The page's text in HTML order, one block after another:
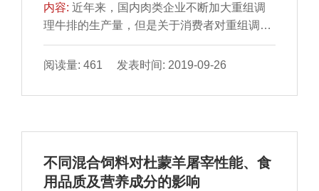
内容:近年来，国内肉类企业不断加大重组调
理牛排的生产量，但是关于消费者对重组调理
牛排的态度鲜有报 道。本研究通过网络调研与
实地调研相结合的方法调研我国消费者对重组
是消费者购买重组调理牛排的首要考虑因素；
实体店购买重组调 理牛排；月收入6 000 元以
调理牛排的市场定位应为中低端产品。
阅读量: 461 发表时间: 2019-09-26
不同混合饲料对杜蒙羊屠宰性能、食
用品质及营养成分的影响